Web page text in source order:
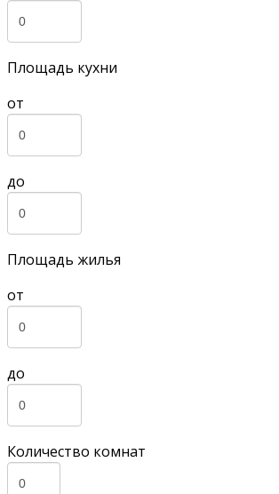
Площадь кухни
от
до
Площадь жилья
от
до
Количество комнат